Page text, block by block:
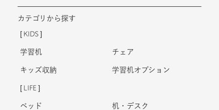
カテゴリから探す
KIDS
学習机 チェア
キッズ収納 学習机オプション
LIFE
ベッド 机・デスク